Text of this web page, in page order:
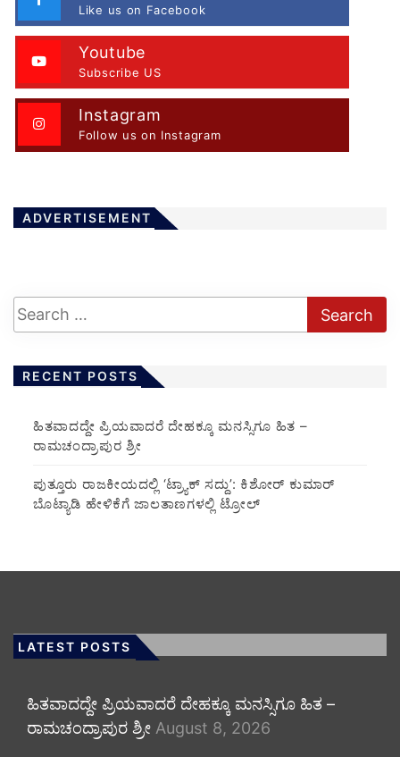
Like us on Facebook
Youtube
Subscribe US
Instagram
Follow us on Instagram
ADVERTISEMENT
RECENT POSTS
ಹಿತವಾದದ್ದೇ ಪ್ರಿಯವಾದರೆ ದೇಹಕ್ಕೂ ಮನಸ್ಸಿಗೂ ಹಿತ –
ರಾಮಚಂದ್ರಾಪುರ ಶ್ರೀ
ಪುತ್ತೂರು ರಾಜಕೀಯದಲ್ಲಿ ‘ಟ್ರ್ಯಾಕ್ ಸದ್ದು’: ಕಿಶೋರ್ ಕುಮಾರ್
ಬೊಟ್ಯಾಡಿ ಹೇಳಿಕೆಗೆ ಜಾಲತಾಣಗಳಲ್ಲಿ ಟ್ರೋಲ್
LATEST POSTS
ಹಿತವಾದದ್ದೇ ಪ್ರಿಯವಾದರೆ ದೇಹಕ್ಕೂ ಮನಸ್ಸಿಗೂ ಹಿತ –
ರಾಮಚಂದ್ರಾಪುರ ಶ್ರೀ August 8, 2026